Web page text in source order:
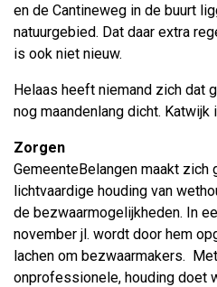
en de Cantineweg in de buurt
natuurgebied. Dat daar extra
is ook niet nieuw.
Helaas heeft niemand zich dat
nog maandenlang dicht.
Zorgen
GemeenteBelangen maakt zich
lichtvaardige houding van
de bezwaarmogelijkheden. In
november jl. wordt door hem
lachen om bezwaarmakers.
onprofessionele, houding doet